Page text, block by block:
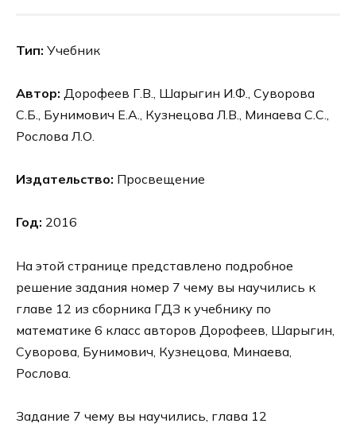
Тип: Учебник
Автор: Дорофеев Г.В., Шарыгин И.Ф., Суворова
С.Б., Бунимович Е.А., Кузнецова Л.В., Минаева С.С.,
Рослова Л.О.
Издательство: Просвещение
Год: 2016
На этой странице представлено подробное
решение задания номер 7 чему вы научились к
главе 12 из сборника ГДЗ к учебнику по
математике 6 класс авторов Дорофеев, Шарыгин,
Суворова, Бунимович, Кузнецова, Минаева,
Рослова.
Задание 7 чему вы научились, глава 12